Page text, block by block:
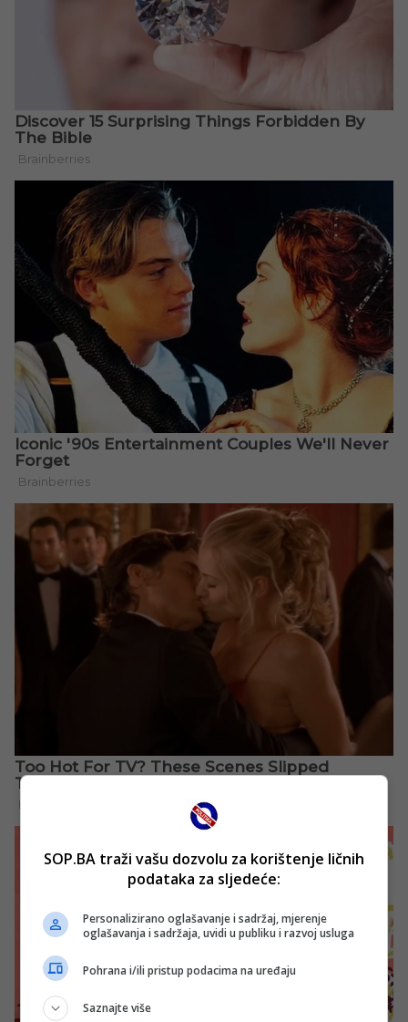
SOP.BA traži vašu dozvolu za korištenje ličnih
podataka za sljedeće:
Personalizirano oglašavanje i sadržaj, mjerenje
oglašavanja i sadržaja, uvidi u publiku i razvoj usluga
Pohrana i/ili pristup podacima na uređaju
Saznajte više